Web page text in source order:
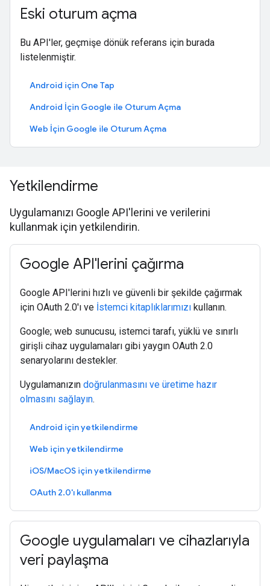
Eski oturum açma
Bu API'ler, geçmişe dönük referans için burada
listelenmiştir.
Android için One Tap
Android İçin Google ile Oturum Açma
Web İçin Google ile Oturum Açma
Yetkilendirme
Uygulamanızı Google API'lerini ve verilerini
kullanmak için yetkilendirin.
Google API'lerini çağırma
Google API'lerini hızlı ve güvenli bir şekilde çağırmak
için OAuth 2.0'ı ve İstemci kitaplıklarımızı kullanın.
Google; web sunucusu, istemci tarafı, yüklü ve sınırlı
girişli cihaz uygulamaları gibi yaygın OAuth 2.0
senaryolarını destekler.
Uygulamanızın doğrulanmasını ve üretime hazır
olmasını sağlayın.
Android için yetkilendirme
Web için yetkilendirme
iOS/MacOS için yetkilendirme
OAuth 2.0'ı kullanma
Google uygulamaları ve cihazlarıyla
veri paylaşma